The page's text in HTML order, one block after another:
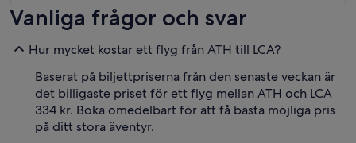
Vanliga frågor och svar
Hur mycket kostar ett flyg från ATH till LCA?
Baserat på biljettpriserna från den senaste veckan är
det billigaste priset för ett flyg mellan ATH och LCA
334 kr. Boka omedelbart för att få bästa möjliga pris
på ditt stora äventyr.